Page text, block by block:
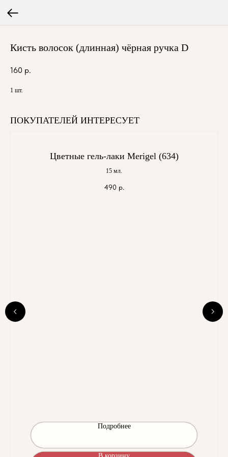
Кисть волосок (длинная) чёрная ручка D
160 р.
1 шт.
ПОКУПАТЕЛЕЙ ИНТЕРЕСУЕТ
Цветные гель-лаки Merigel (634)
15 мл.
490 р.
Подробнее